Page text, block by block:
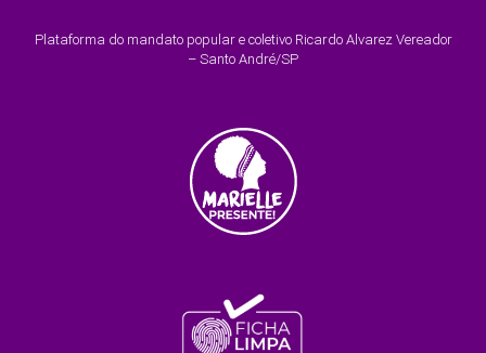
Plataforma do mandato popular e coletivo Ricardo Alvarez Vereador
– Santo André/SP